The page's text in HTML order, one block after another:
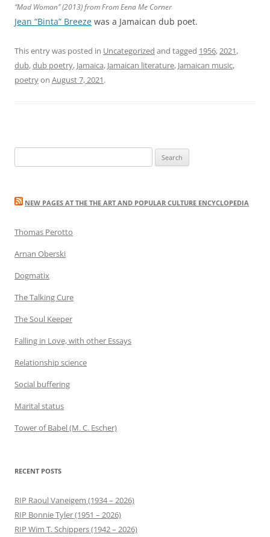
“Mad Woman” (2013) fromFrom Eena Me Corner
Jean “Binta” Breeze was a Jamaican dub poet.
This entry was posted in Uncategorized and tagged 1956,2021,
dub,dub poetry, Jamaica, Jamaican literature, Jamaican music,
poetryon August 7, 2021.
for:
NEW PAGES AT THE THE ART AND POPULAR CULTURE ENCYCLOPEDIA
Thomas Perotto
Arnan Oberski
Dogmatix
The Talking Cure
The Soul Keeper
Falling in Love, with other Essays
Relationship science
Social buffering
Marital status
Tower of Babel (M. C. Escher)
RECENT POSTS
RIP Raoul Vaneigem (1934 – 2026)
RIP Bonnie Tyler (1951 – 2026)
RIP Wim T. Schippers (1942 – 2026)